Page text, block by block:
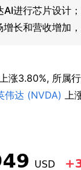
进行芯片设计
长和营收增加，
涨3.80%, 所属
伟达 (NVDA) 上